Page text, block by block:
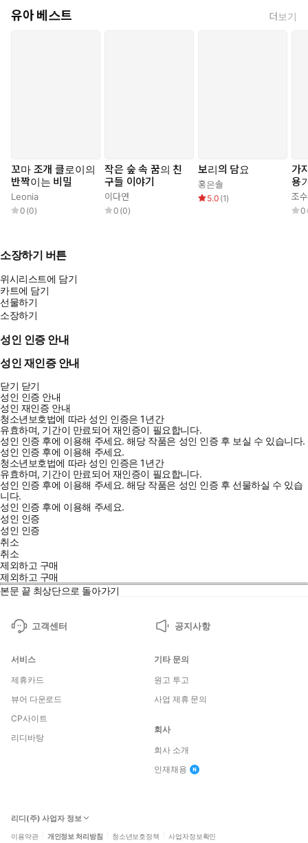
유아 베스트 더보기
꼬마 조개 클로이의
반짝이는 비밀
Leonia
0 (0)
작은 숲 속 꿈의 친
구들 이야기
이다연
0 (0)
보리의 담요
홍은솔
5.0 (1)
가
용
조
0
소장하기 버튼
위시리스트에 담기
카트에 담기
선물하기
소장하기
성인 인증 안내
성인 재인증 안내
닫기 닫기
성인 인증 안내
성인 재인증 안내
청소년보호법에 따라 성인 인증은 1년간
유효하며, 기간이 만료되어 재인증이 필요합니다.
성인 인증 후에 이용해 주세요.해당 작품은 성인 인증 후 보실 수 있습니다.
성인 인증 후에 이용해 주세요.
청소년보호법에 따라 성인 인증은 1년간
유효하며, 기간이 만료되어 재인증이 필요합니다.
성인 인증 후에 이용해 주세요.해당 작품은 성인 인증 후 선물하실 수 있습
니다.
성인 인증 후에 이용해 주세요.
성인 인증
성인 인증
취소
취소
제외하고 구매
제외하고 구매
본문 끝 최상단으로 돌아가기
고객센터 공지사항
서비스
제휴카드
뷰어 다운로드
CP사이트
리디바탕
기타 문의
원고 투고
사업 제휴 문의
회사
회사 소개
인재채용
리디(주) 사업자 정보
이용약관 개인정보 처리방침 청소년보호정책 사업자정보확인